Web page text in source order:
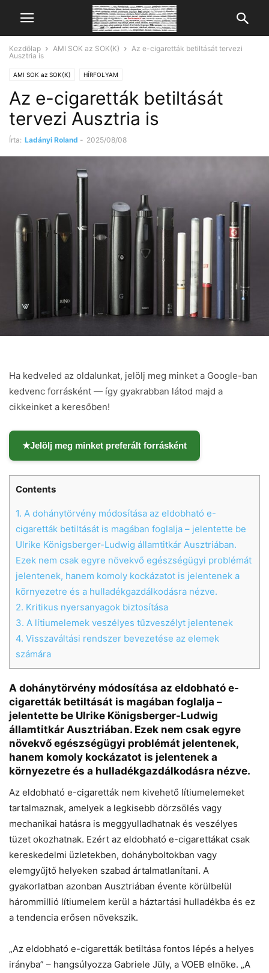
Kezdőlap AMI SOK az SOK(K)
Az e-cigaretták betiltását tervezi
Ausztria is
AMI SOK az SOK(K) HÍRFOLYAM
Az e-cigaretták betiltását
tervezi Ausztria is
Írta: Ladányi Roland - 2025/08/08
Ha kedveled az oldalunkat, jelölj meg minket a Google-ban
kedvenc forrásként — így gyakrabban látod majd a
cikkeinket a keresőben!
★Jelölj meg minket preferált forrásként
Contents
1. A dohánytörvény módosítása az eldobható e-
cigaretták betiltását is magában foglalja – jelentette be
Ulrike Königsberger-Ludwig államtitkár Ausztriában.
Ezek nem csak egyre növekvő egészségügyi problémát
jelentenek, hanem komoly kockázatot is jelentenek a
környezetre és a hulladékgazdálkodásra nézve.
2. Kritikus nyersanyagok biztosítása
3. A lítiumelemek veszélyes tűzveszélyt jelentenek
4. Visszaváltási rendszer bevezetése az elemek
számára
A dohánytörvény módosítása az eldobható e-
cigaretták betiltását is magában foglalja –
jelentette be Ulrike Königsberger-Ludwig
államtitkár Ausztriában. Ezek nem csak egyre
növekvő egészségügyi problémát jelentenek,
hanem komoly kockázatot is jelentenek a
környezetre és a hulladékgazdálkodásra nézve.
Az eldobható e-cigaretták nem kivehető lítiumelemeket
tartalmaznak, amelyek a legkisebb dörzsölés vagy
mechanikai hatásra is meggyulladhatnak és veszélyes
tüzet okozhatnak. Ezért az eldobható e-cigarettákat csak
kereskedelmi üzletekben, dohányboltokban vagy
elemgyűjtő helyeken szabad ártalmatlanítani. A
gyakorlatban azonban Ausztriában évente körülbelül
hárommillió lítiumelem kerül a háztartási hulladékba és ez
a tendencia erősen növekszik.
„Az eldobható e-cigaretták betiltása fontos lépés a helyes
irányba” – hangsúlyozza Gabriele Jüly, a VOEB elnöke. „A
Chat Mr wAIste
Helló! Miben segíthetek ma?